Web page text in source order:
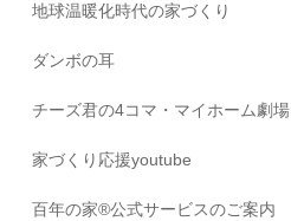
地球温暖化時代の家づくり
ダンボの耳
チーズ君の4コマ・マイホーム劇場
家づくり応援youtube
百年の家®️公式サービスのご案内